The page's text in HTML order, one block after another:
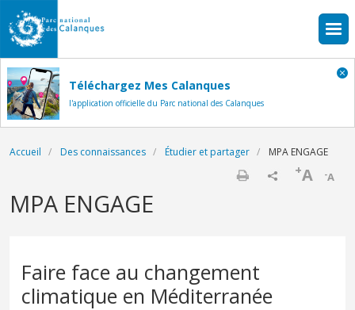
Aller au contenu principal
Téléchargez Mes Calanques
l'application officielle du Parc national des Calanques
Fil d'Ariane
Accueil Des connaissances Étudier et partager MPA ENGAGE
-A
+A
MPA ENGAGE
Faire face au changement
climatique en Méditerranée